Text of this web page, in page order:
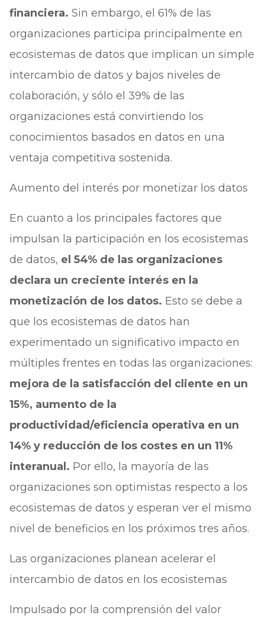
financiera. Sin embargo, el 61% de las
organizaciones participa principalmente en
ecosistemas de datos que implican un simple
intercambio de datos y bajos niveles de
colaboración, y sólo el 39% de las
organizaciones está convirtiendo los
conocimientos basados en datos en una
ventaja competitiva sostenida.
Aumento del interés por monetizar los datos
En cuanto a los principales factores que
impulsan la participación en los ecosistemas
de datos, el 54% de las organizaciones
declara un creciente interés en la
monetización de los datos. Esto se debe a
que los ecosistemas de datos han
experimentado un significativo impacto en
múltiples frentes en todas las organizaciones:
mejora de la satisfacción del cliente en un
15%, aumento de la
productividad/eficiencia operativa en un
14% y reducción de los costes en un 11%
interanual. Por ello, la mayoría de las
organizaciones son optimistas respecto a los
ecosistemas de datos y esperan ver el mismo
nivel de beneficios en los próximos tres años.
Las organizaciones planean acelerar el
intercambio de datos en los ecosistemas
Impulsado por la comprensión del valor